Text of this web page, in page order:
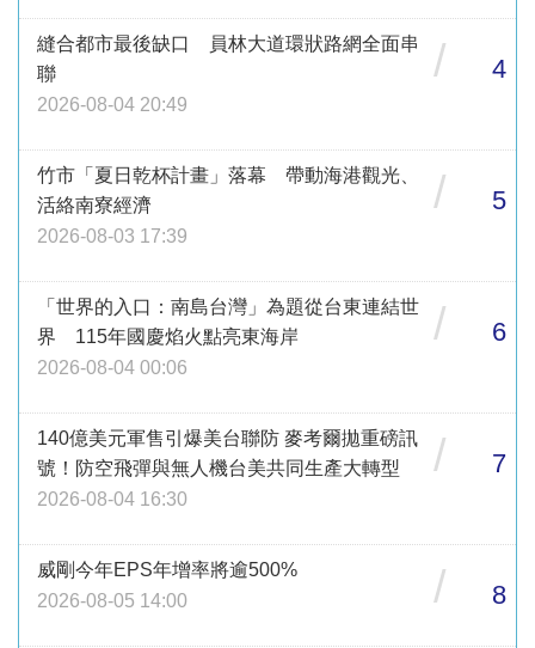
縫合都市最後缺口 員林大道環狀路網全面串
聯
2026-08-04 20:49
/ 4
竹市「夏日乾杯計畫」落幕 帶動海港觀光、
活絡南寮經濟
2026-08-03 17:39
/ 5
「世界的入口：南島台灣」為題從台東連結世
界 115年國慶焰火點亮東海岸
2026-08-04 00:06
/ 6
140億美元軍售引爆美台聯防 麥考爾拋重磅訊
號！防空飛彈與無人機台美共同生產大轉型
2026-08-04 16:30
/ 7
威剛今年EPS年增率將逾500%
2026-08-05 14:00
/ 8